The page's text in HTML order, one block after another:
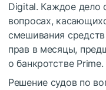
Digital. Каждое дело
вопросах,
смешивания
прав в месяцы,
о банкротстве Prime.
Решение судов по